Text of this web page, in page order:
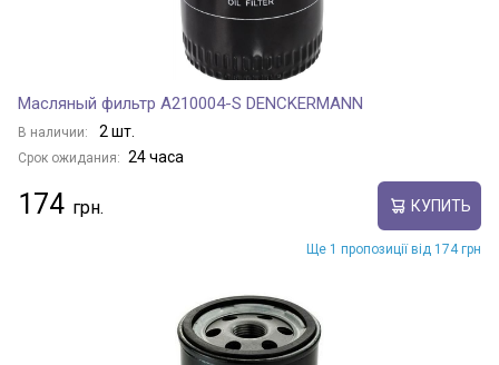
Масляный фильтр A210004-S DENCKERMANN
В наличии: 2 шт.
Срок ожидания: 24 часа
174 КУПИТЬ
Ще 1 пропозиції від 174 грн